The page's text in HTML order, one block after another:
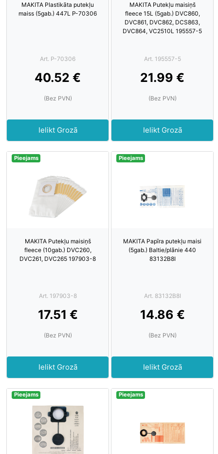
MAKITA Plastikāta putekļu
maiss (5gab.) 447L P-70306
Art. P-70306
40.52 €
(Bez PVN)
Ielikt Grozā
MAKITA Putekļu maisiņš
fleece 15L (5gab.) DVC860,
DVC861, DVC862, DCS863,
DVC864, VC2510L 195557-5
Art. 195557-5
21.99 €
(Bez PVN)
Ielikt Grozā
Pieejams
MAKITA Putekļu maisiņš
fleece (10gab.) DVC260,
DVC261, DVC265 197903-8
Art. 197903-8
17.51 €
(Bez PVN)
Ielikt Grozā
Pieejams
MAKITA Papīra putekļu maisi
(5gab.) Baltie/plānie 440
83132B8I
Art. 83132B8I
14.86 €
(Bez PVN)
Ielikt Grozā
Pieejams Pieejams